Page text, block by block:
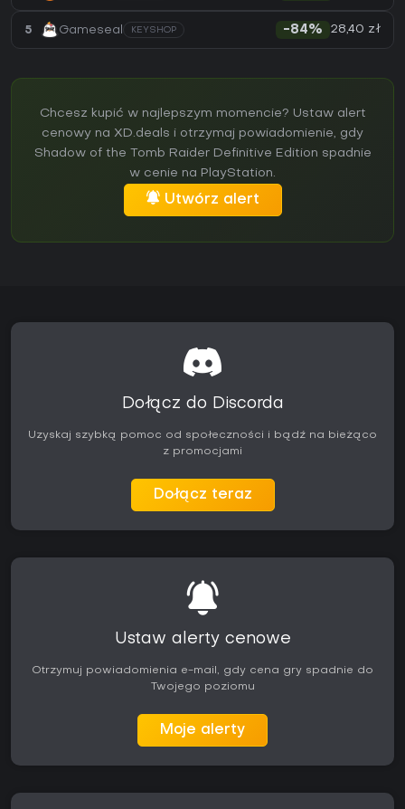
5 Gameseal KEYSHOP -84% 28,40 zł
Chcesz kupić w najlepszym momencie? Ustaw alert
cenowy na XD.deals i otrzymaj powiadomienie, gdy
Shadow of the Tomb Raider Definitive Edition spadnie
w cenie na PlayStation.
Utwórz alert
Dołącz do Discorda
Uzyskaj szybką pomoc od społeczności i bądź na bieżąco
z promocjami
Dołącz teraz
Ustaw alerty cenowe
Otrzymuj powiadomienia e-mail, gdy cena gry spadnie do
Twojego poziomu
Moje alerty